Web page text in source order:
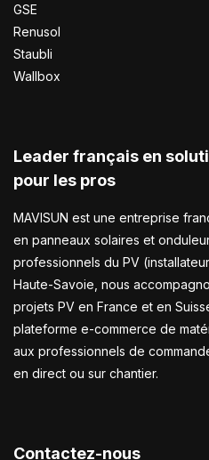
GSE
Renusol
Staubli
Wallbox
Leader français en
pour les pros
MAVISUN est une entreprise
en panneaux solaires et
professionnels du PV
Haute-Savoie, nous
projets PV en France et en
plateforme e-commerce de
aux professionnels de
en direct ou sur chantier.
Contactez-nous